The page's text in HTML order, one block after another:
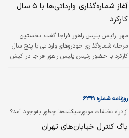
آغاز شماره‌گذاری وارداتی‌ها با ۵ سال
‌کارکرد
مهر: رئیس پلیس راهور فراجا گفت: نخستین
مرحله شماره‌گذاری خودروهای وارداتی با پنج سال‌
کارکرد با حضور رئیس پلیس راهور فراجا در کیش
اجرا شد، افزود: امیدواریم پلاک‌گذاری این نوع
خودروها به‌زودی در سراسر کشور آغاز شود.
آزادراه تخلفات موتورسیکلت‌ها چطور به‌وجود آمد؟
رئیس پلیس راهور تهران در گفت‌وگو با
«دنیای‌اقتصاد» پاسخ داد
روزنامه شماره ۶۳۹۹
باگ کنترل خیابان‌های تهران